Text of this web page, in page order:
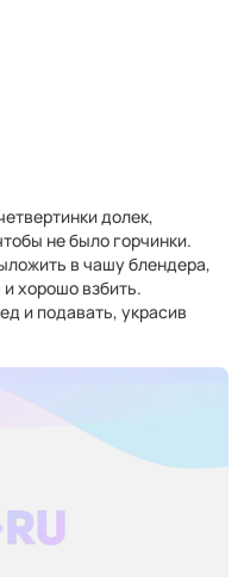
долек,
не было горчинки.
в чашу блендера,
хорошо взбить.
и подавать, украсив